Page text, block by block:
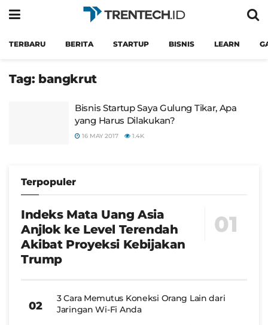
TERBARU BERITA STARTUP BISNIS LEARN
Tag: bangkrut
Bisnis Startup Saya Gulung Tikar, Apa
yang Harus Dilakukan?
16 MAY 2017 1.4K
Terpopuler
Indeks Mata Uang Asia
Anjlok ke Level Terendah
Akibat Proyeksi Kebijakan
Trump
3 Cara Memutus Koneksi Orang Lain dari
Jaringan Wi-Fi Anda